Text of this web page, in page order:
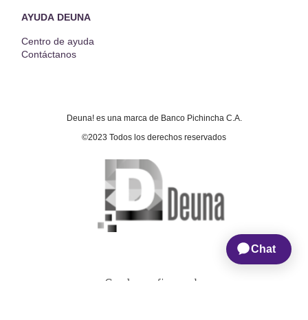
AYUDA DEUNA
Centro de ayuda
Contáctanos
Deuna! es una marca de Banco Pichincha C.A.
©2023 Todos los derechos reservados